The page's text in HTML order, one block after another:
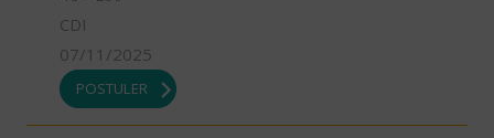
CDI
07/11/2025
POSTULER